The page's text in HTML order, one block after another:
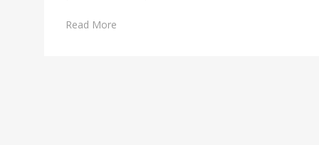
Read More